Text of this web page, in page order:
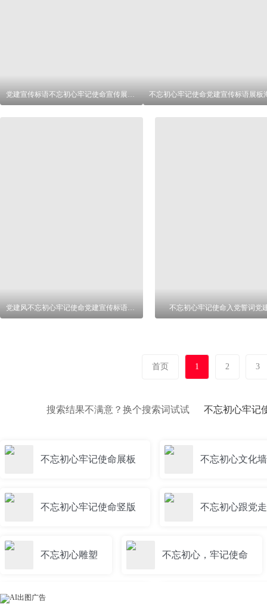
党建宣传标语不忘初心牢记使命宣传展板海报
党建风不忘初心牢记使命党建宣传标语展板 不忘初心牢记使命入党誓词党
首页 1 2 3
搜索结果不满意？换个搜索词试试 不忘初心牢记
不忘初心牢记使命展板 不忘初心文化墙
不忘初心牢记使命竖版 不忘初心跟党走
不忘初心雕塑 不忘初心，牢记使命
不忘初心牢记使命背景